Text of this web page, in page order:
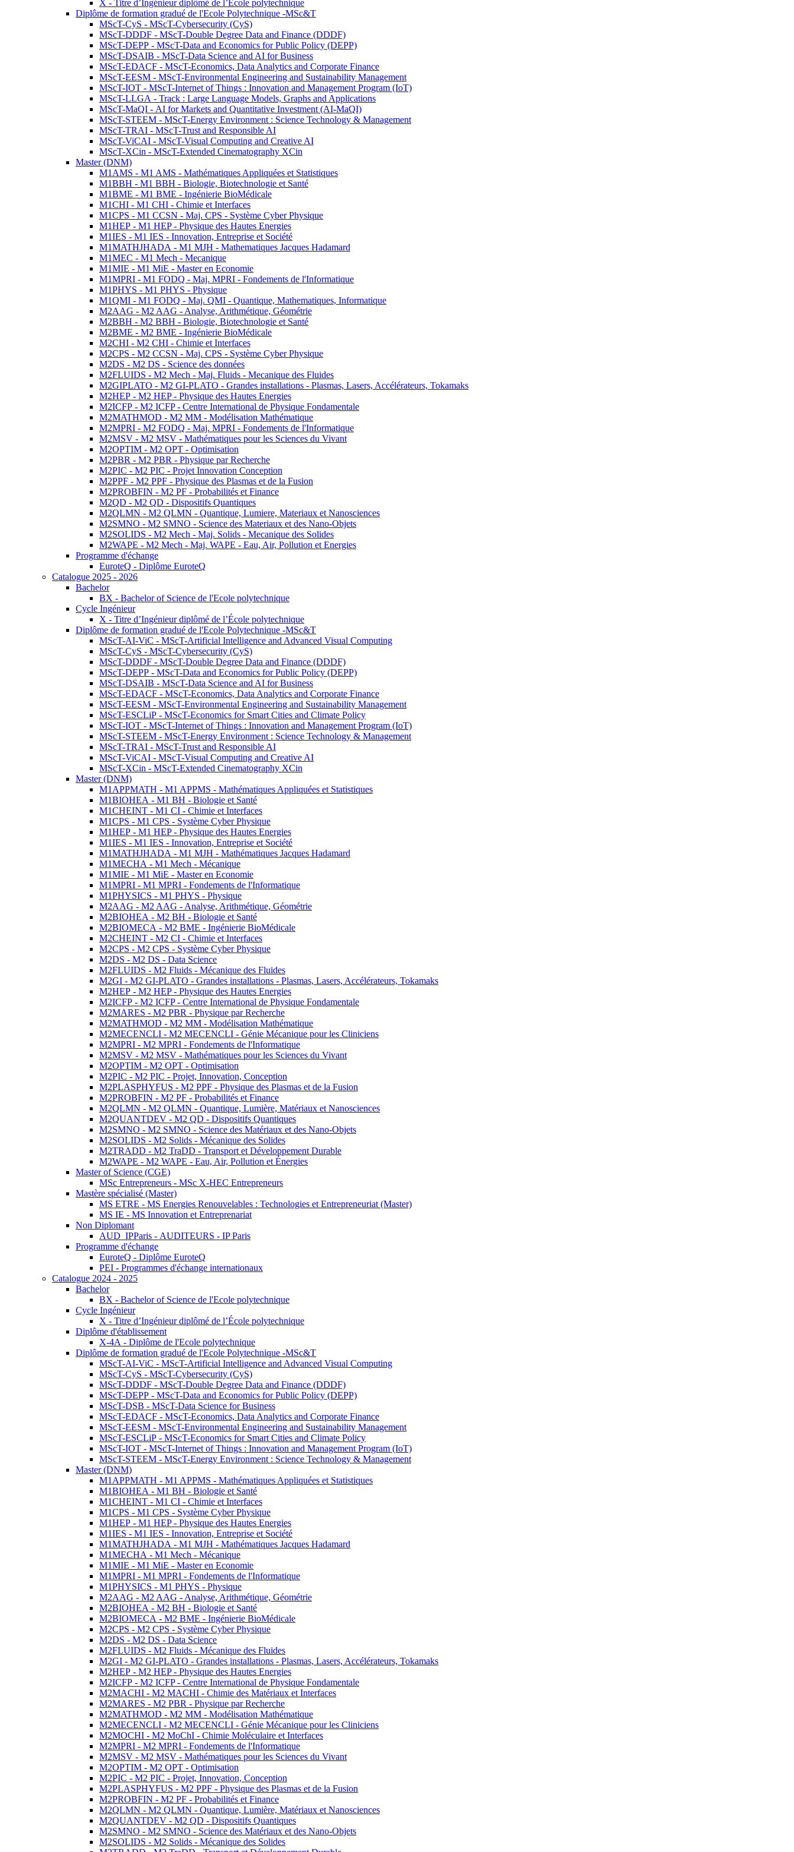
X - Titre d’Ingénieur diplômé de l’École polytechnique
Diplôme de formation gradué de l'Ecole Polytechnique -MSc&T
MScT-CyS - MScT-Cybersecurity (CyS)
MScT-DDDF - MScT-Double Degree Data and Finance (DDDF)
MScT-DEPP - MScT-Data and Economics for Public Policy (DEPP)
MScT-DSAIB - MScT-Data Science and AI for Business
MScT-EDACF - MScT-Economics, Data Analytics and Corporate Finance
MScT-EESM - MScT-Environmental Engineering and Sustainability Management
MScT-IOT - MScT-Internet of Things : Innovation and Management Program (IoT)
MScT-LLGA - Track : Large Language Models, Graphs and Applications
MScT-MaQI - AI for Markets and Quantitative Investment (AI-MaQI)
MScT-STEEM - MScT-Energy Environment : Science Technology & Management
MScT-TRAI - MScT-Trust and Responsible AI
MScT-ViCAI - MScT-Visual Computing and Creative AI
MScT-XCin - MScT-Extended Cinematography XCin
Master (DNM)
M1AMS - M1 AMS - Mathématiques Appliquées et Statistiques
M1BBH - M1 BBH - Biologie, Biotechnologie et Santé
M1BME - M1 BME - Ingénierie BioMédicale
M1CHI - M1 CHI - Chimie et Interfaces
M1CPS - M1 CCSN - Maj. CPS - Système Cyber Physique
M1HEP - M1 HEP - Physique des Hautes Energies
M1IES - M1 IES - Innovation, Entreprise et Société
M1MATHJHADA - M1 MJH - Mathematiques Jacques Hadamard
M1MEC - M1 Mech - Mecanique
M1MIE - M1 MiE - Master en Economie
M1MPRI - M1 FODQ - Maj. MPRI - Fondements de l'Informatique
M1PHYS - M1 PHYS - Physique
M1QMI - M1 FODQ - Maj. QMI - Quantique, Mathematiques, Informatique
M2AAG - M2 AAG - Analyse, Arithmétique, Géométrie
M2BBH - M2 BBH - Biologie, Biotechnologie et Santé
M2BME - M2 BME - Ingénierie BioMédicale
M2CHI - M2 CHI - Chimie et Interfaces
M2CPS - M2 CCSN - Maj. CPS - Système Cyber Physique
M2DS - M2 DS - Science des données
M2FLUIDS - M2 Mech - Maj. Fluids - Mecanique des Fluides
M2GIPLATO - M2 GI-PLATO - Grandes installations - Plasmas, Lasers, Accélérateurs, Tokamaks
M2HEP - M2 HEP - Physique des Hautes Energies
M2ICFP - M2 ICFP - Centre International de Physique Fondamentale
M2MATHMOD - M2 MM - Modélisation Mathématique
M2MPRI - M2 FODQ - Maj. MPRI - Fondements de l'Informatique
M2MSV - M2 MSV - Mathématiques pour les Sciences du Vivant
M2OPTIM - M2 OPT - Optimisation
M2PBR - M2 PBR - Physique par Recherche
M2PIC - M2 PIC - Projet Innovation Conception
M2PPF - M2 PPF - Physique des Plasmas et de la Fusion
M2PROBFIN - M2 PF - Probabilités et Finance
M2QD - M2 QD - Dispositifs Quantiques
M2QLMN - M2 QLMN - Quantique, Lumiere, Materiaux et Nanosciences
M2SMNO - M2 SMNO - Science des Materiaux et des Nano-Objets
M2SOLIDS - M2 Mech - Maj. Solids - Mecanique des Solides
M2WAPE - M2 Mech - Maj. WAPE - Eau, Air, Pollution et Energies
Programme d'échange
EuroteQ - Diplôme EuroteQ
Catalogue 2025 - 2026
Bachelor
BX - Bachelor of Science de l'Ecole polytechnique
Cycle Ingénieur
X - Titre d’Ingénieur diplômé de l’École polytechnique
Diplôme de formation gradué de l'Ecole Polytechnique -MSc&T
MScT-AI-ViC - MScT-Artificial Intelligence and Advanced Visual Computing
MScT-CyS - MScT-Cybersecurity (CyS)
MScT-DDDF - MScT-Double Degree Data and Finance (DDDF)
MScT-DEPP - MScT-Data and Economics for Public Policy (DEPP)
MScT-DSAIB - MScT-Data Science and AI for Business
MScT-EDACF - MScT-Economics, Data Analytics and Corporate Finance
MScT-EESM - MScT-Environmental Engineering and Sustainability Management
MScT-ESCLiP - MScT-Economics for Smart Cities and Climate Policy
MScT-IOT - MScT-Internet of Things : Innovation and Management Program (IoT)
MScT-STEEM - MScT-Energy Environment : Science Technology & Management
MScT-TRAI - MScT-Trust and Responsible AI
MScT-ViCAI - MScT-Visual Computing and Creative AI
MScT-XCin - MScT-Extended Cinematography XCin
Master (DNM)
M1APPMATH - M1 APPMS - Mathématiques Appliquées et Statistiques
M1BIOHEA - M1 BH - Biologie et Santé
M1CHEINT - M1 CI - Chimie et Interfaces
M1CPS - M1 CPS - Système Cyber Physique
M1HEP - M1 HEP - Physique des Hautes Energies
M1IES - M1 IES - Innovation, Entreprise et Société
M1MATHJHADA - M1 MJH - Mathématiques Jacques Hadamard
M1MECHA - M1 Mech - Mécanique
M1MIE - M1 MiE - Master en Economie
M1MPRI - M1 MPRI - Fondements de l'Informatique
M1PHYSICS - M1 PHYS - Physique
M2AAG - M2 AAG - Analyse, Arithmétique, Géométrie
M2BIOHEA - M2 BH - Biologie et Santé
M2BIOMECA - M2 BME - Ingénierie BioMédicale
M2CHEINT - M2 CI - Chimie et Interfaces
M2CPS - M2 CPS - Système Cyber Physique
M2DS - M2 DS - Data Science
M2FLUIDS - M2 Fluids - Mécanique des Fluides
M2GI - M2 GI-PLATO - Grandes installations - Plasmas, Lasers, Accélérateurs, Tokamaks
M2HEP - M2 HEP - Physique des Hautes Energies
M2ICFP - M2 ICFP - Centre International de Physique Fondamentale
M2MARES - M2 PBR - Physique par Recherche
M2MATHMOD - M2 MM - Modélisation Mathématique
M2MECENCLI - M2 MECENCLI - Génie Mécanique pour les Cliniciens
M2MPRI - M2 MPRI - Fondements de l'Informatique
M2MSV - M2 MSV - Mathématiques pour les Sciences du Vivant
M2OPTIM - M2 OPT - Optimisation
M2PIC - M2 PIC - Projet, Innovation, Conception
M2PLASPHYFUS - M2 PPF - Physique des Plasmas et de la Fusion
M2PROBFIN - M2 PF - Probabilités et Finance
M2QLMN - M2 QLMN - Quantique, Lumière, Matériaux et Nanosciences
M2QUANTDEV - M2 QD - Dispositifs Quantiques
M2SMNO - M2 SMNO - Science des Matériaux et des Nano-Objets
M2SOLIDS - M2 Solids - Mécanique des Solides
M2TRADD - M2 TraDD - Transport et Développement Durable
M2WAPE - M2 WAPE - Eau, Air, Pollution et Énergies
Master of Science (CGE)
MSc Entrepreneurs - MSc X-HEC Entrepreneurs
Mastère spécialisé (Master)
MS ETRE - MS Energies Renouvelables : Technologies et Entrepreneuriat (Master)
MS IE - MS Innovation et Entreprenariat
Non Diplomant
AUD_IPParis - AUDITEURS - IP Paris
Programme d'échange
EuroteQ - Diplôme EuroteQ
PEI - Programmes d'échange internationaux
Catalogue 2024 - 2025
Bachelor
BX - Bachelor of Science de l'Ecole polytechnique
Cycle Ingénieur
X - Titre d’Ingénieur diplômé de l’École polytechnique
Diplôme d'établissement
X-4A - Diplôme de l'Ecole polytechnique
Diplôme de formation gradué de l'Ecole Polytechnique -MSc&T
MScT-AI-ViC - MScT-Artificial Intelligence and Advanced Visual Computing
MScT-CyS - MScT-Cybersecurity (CyS)
MScT-DDDF - MScT-Double Degree Data and Finance (DDDF)
MScT-DEPP - MScT-Data and Economics for Public Policy (DEPP)
MScT-DSB - MScT-Data Science for Business
MScT-EDACF - MScT-Economics, Data Analytics and Corporate Finance
MScT-EESM - MScT-Environmental Engineering and Sustainability Management
MScT-ESCLiP - MScT-Economics for Smart Cities and Climate Policy
MScT-IOT - MScT-Internet of Things : Innovation and Management Program (IoT)
MScT-STEEM - MScT-Energy Environment : Science Technology & Management
Master (DNM)
M1APPMATH - M1 APPMS - Mathématiques Appliquées et Statistiques
M1BIOHEA - M1 BH - Biologie et Santé
M1CHEINT - M1 CI - Chimie et Interfaces
M1CPS - M1 CPS - Système Cyber Physique
M1HEP - M1 HEP - Physique des Hautes Energies
M1IES - M1 IES - Innovation, Entreprise et Société
M1MATHJHADA - M1 MJH - Mathématiques Jacques Hadamard
M1MECHA - M1 Mech - Mécanique
M1MIE - M1 MiE - Master en Economie
M1MPRI - M1 MPRI - Fondements de l'Informatique
M1PHYSICS - M1 PHYS - Physique
M2AAG - M2 AAG - Analyse, Arithmétique, Géométrie
M2BIOHEA - M2 BH - Biologie et Santé
M2BIOMECA - M2 BME - Ingénierie BioMédicale
M2CPS - M2 CPS - Système Cyber Physique
M2DS - M2 DS - Data Science
M2FLUIDS - M2 Fluids - Mécanique des Fluides
M2GI - M2 GI-PLATO - Grandes installations - Plasmas, Lasers, Accélérateurs, Tokamaks
M2HEP - M2 HEP - Physique des Hautes Energies
M2ICFP - M2 ICFP - Centre International de Physique Fondamentale
M2MACHI - M2 MACHI - Chimie des Matériaux et Interfaces
M2MARES - M2 PBR - Physique par Recherche
M2MATHMOD - M2 MM - Modélisation Mathématique
M2MECENCLI - M2 MECENCLI - Génie Mécanique pour les Cliniciens
M2MOCHI - M2 MoChI - Chimie Moléculaire et Interfaces
M2MPRI - M2 MPRI - Fondements de l'Informatique
M2MSV - M2 MSV - Mathématiques pour les Sciences du Vivant
M2OPTIM - M2 OPT - Optimisation
M2PIC - M2 PIC - Projet, Innovation, Conception
M2PLASPHYFUS - M2 PPF - Physique des Plasmas et de la Fusion
M2PROBFIN - M2 PF - Probabilités et Finance
M2QLMN - M2 QLMN - Quantique, Lumière, Matériaux et Nanosciences
M2QUANTDEV - M2 QD - Dispositifs Quantiques
M2SMNO - M2 SMNO - Science des Matériaux et des Nano-Objets
M2SOLIDS - M2 Solids - Mécanique des Solides